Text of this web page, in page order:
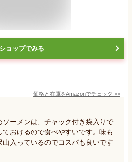
ショップでみる
価格と在庫をAmazonでチェック >>
ーメンは、チャック付き袋入りで
おけるので食べやすいです。味も
山入っているのでコスパも良いです